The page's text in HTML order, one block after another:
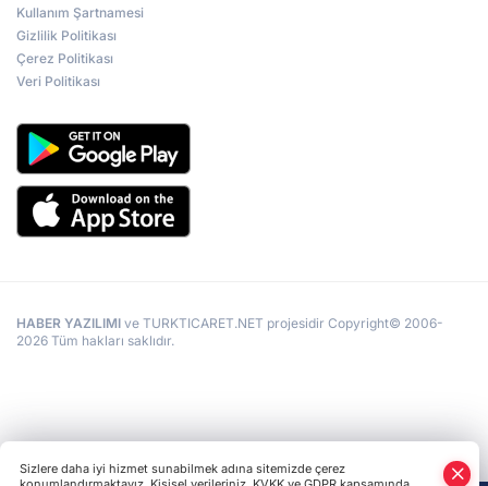
Kullanım Şartnamesi
Gizlilik Politikası
Çerez Politikası
Veri Politikası
HABER YAZILIMI ve TURKTICARET.NET projesidir Copyright© 2006-
2026 Tüm hakları saklıdır.
Sizlere daha iyi hizmet sunabilmek adına sitemizde çerez